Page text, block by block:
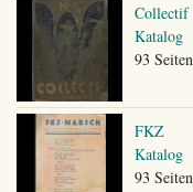
Collectif
Katalog
93 Seiten
FKZ
Katalog
93 Seiten